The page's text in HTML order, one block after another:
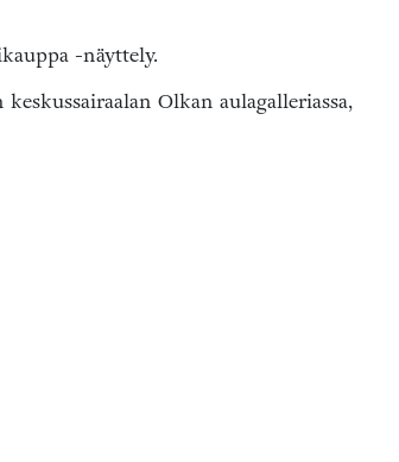
-näyttely.
Olkan aulagalleriassa,